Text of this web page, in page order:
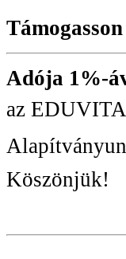
Adója 1%-
az
Köszönjük!